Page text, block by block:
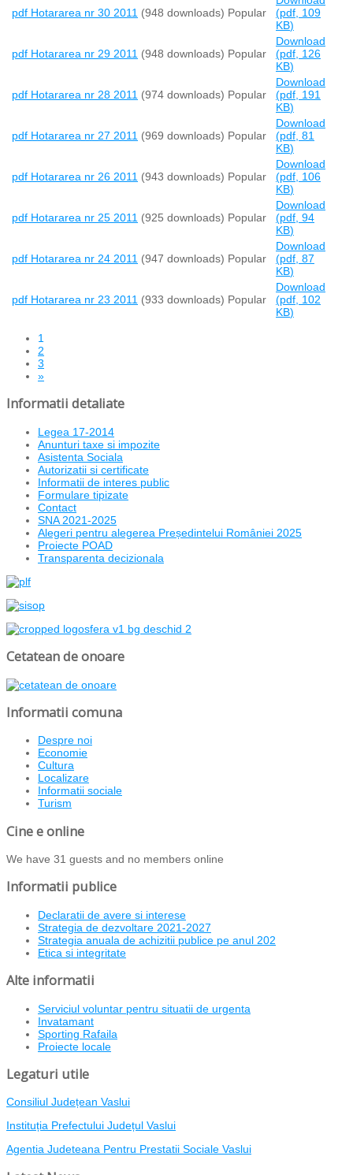
pdf Hotararea nr 30 2011 (948 downloads) Popular
(pdf, 109
KB)
pdf Hotararea nr 29 2011 (948 downloads) Popular
Download
(pdf, 126
KB)
pdf Hotararea nr 28 2011 (974 downloads) Popular
Download
(pdf, 191
KB)
pdf Hotararea nr 27 2011 (969 downloads) Popular
Download
(pdf, 81
KB)
pdf Hotararea nr 26 2011 (943 downloads) Popular
Download
(pdf, 106
KB)
pdf Hotararea nr 25 2011 (925 downloads) Popular
Download
(pdf, 94
KB)
pdf Hotararea nr 24 2011 (947 downloads) Popular
Download
(pdf, 87
KB)
pdf Hotararea nr 23 2011 (933 downloads) Popular
Download
(pdf, 102
KB)
1
2
3
»
Informatii detaliate
Legea 17-2014
Anunturi taxe si impozite
Asistenta Sociala
Autorizatii si certificate
Informatii de interes public
Formulare tipizate
Contact
SNA 2021-2025
Alegeri pentru alegerea Președintelui României 2025
Proiecte POAD
Transparenta decizionala
Cetatean de onoare
Informatii comuna
Despre noi
Economie
Cultura
Localizare
Informatii sociale
Turism
Cine e online
We have 31 guests and no members online
Informatii publice
Declaratii de avere si interese
Strategia de dezvoltare 2021-2027
Strategia anuala de achizitii publice pe anul 202
Etica si integritate
Alte informatii
Serviciul voluntar pentru situatii de urgenta
Invatamant
Sporting Rafaila
Proiecte locale
Legaturi utile
Consiliul Județean Vaslui
Instituția Prefectului Județul Vaslui
Agentia Judeteana Pentru Prestatii Sociale Vaslui